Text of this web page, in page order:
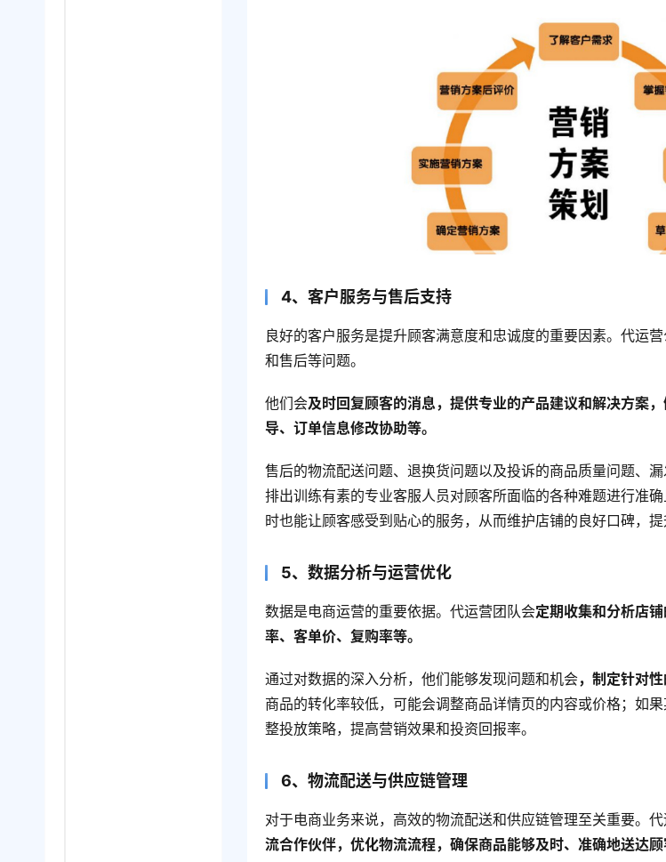
4、客户服务与售后支持
良好的客户服务是提升顾客满意度和忠诚度的重要因素。代运
和售后等问题。
他们会及时回复顾客的消息，提供专业的产品建议和解决方案
导、订单信息修改协助等。
售后的物流配送问题、退换货问题以及投诉的商品质量问题、
排出训练有素的专业客服人员对顾客所面临的各种难题进行准
时也能让顾客感受到贴心的服务，从而维护店铺的良好口碑，提
5、数据分析与运营优化
数据是电商运营的重要依据。代运营团队会定期收集和分析店
率、客单价、复购率等。
通过对数据的深入分析，他们能够发现问题和机会，制定针对
商品的转化率较低，可能会调整商品详情页的内容或价格；如
整投放策略，提高营销效果和投资回报率。
6、物流配送与供应链管理
对于电商业务来说，高效的物流配送和供应链管理至关重要。
流合作伙伴，优化物流流程，确保商品能够及时、准确地送达顾